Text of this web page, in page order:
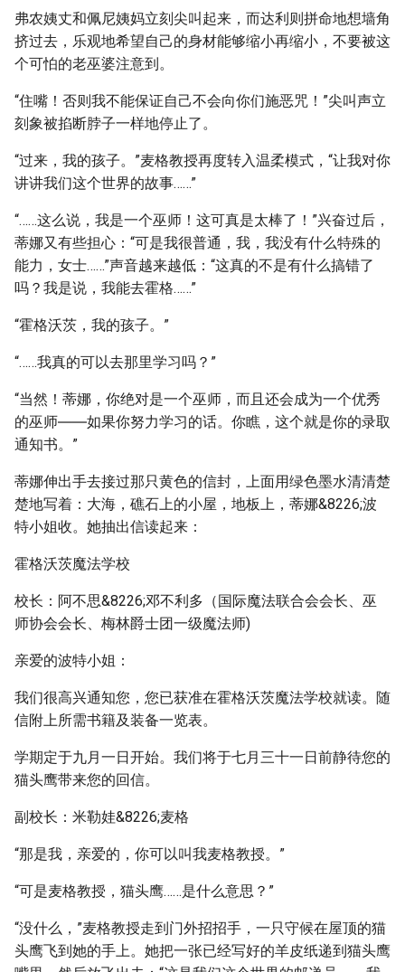
弗农姨丈和佩尼姨妈立刻尖叫起来，而达利则拼命地想墙角
挤过去，乐观地希望自己的身材能够缩小再缩小，不要被这
个可怕的老巫婆注意到。
“住嘴！否则我不能保证自己不会向你们施恶咒！”尖叫声立
刻象被掐断脖子一样地停止了。
“过来，我的孩子。”麦格教授再度转入温柔模式，“让我对你
讲讲我们这个世界的故事……”
“……这么说，我是一个巫师！这可真是太棒了！”兴奋过后，
蒂娜又有些担心：“可是我很普通，我，我没有什么特殊的
能力，女士……”声音越来越低：“这真的不是有什么搞错了
吗？我是说，我能去霍格……”
“霍格沃茨，我的孩子。”
“……我真的可以去那里学习吗？”
“当然！蒂娜，你绝对是一个巫师，而且还会成为一个优秀
的巫师――如果你努力学习的话。你瞧，这个就是你的录取
通知书。”
蒂娜伸出手去接过那只黄色的信封，上面用绿色墨水清清楚
楚地写着：大海，礁石上的小屋，地板上，蒂娜&8226;波
特小姐收。她抽出信读起来：
霍格沃茨魔法学校
校长：阿不思&8226;邓不利多（国际魔法联合会会长、巫
师协会会长、梅林爵士团一级魔法师)
亲爱的波特小姐：
我们很高兴通知您，您已获准在霍格沃茨魔法学校就读。随
信附上所需书籍及装备一览表。
学期定于九月一日开始。我们将于七月三十一日前静待您的
猫头鹰带来您的回信。
副校长：米勒娃&8226;麦格
“那是我，亲爱的，你可以叫我麦格教授。”
“可是麦格教授，猫头鹰……是什么意思？”
“没什么，”麦格教授走到门外招招手，一只守候在屋顶的猫
头鹰飞到她的手上。她把一张已经写好的羊皮纸递到猫头鹰